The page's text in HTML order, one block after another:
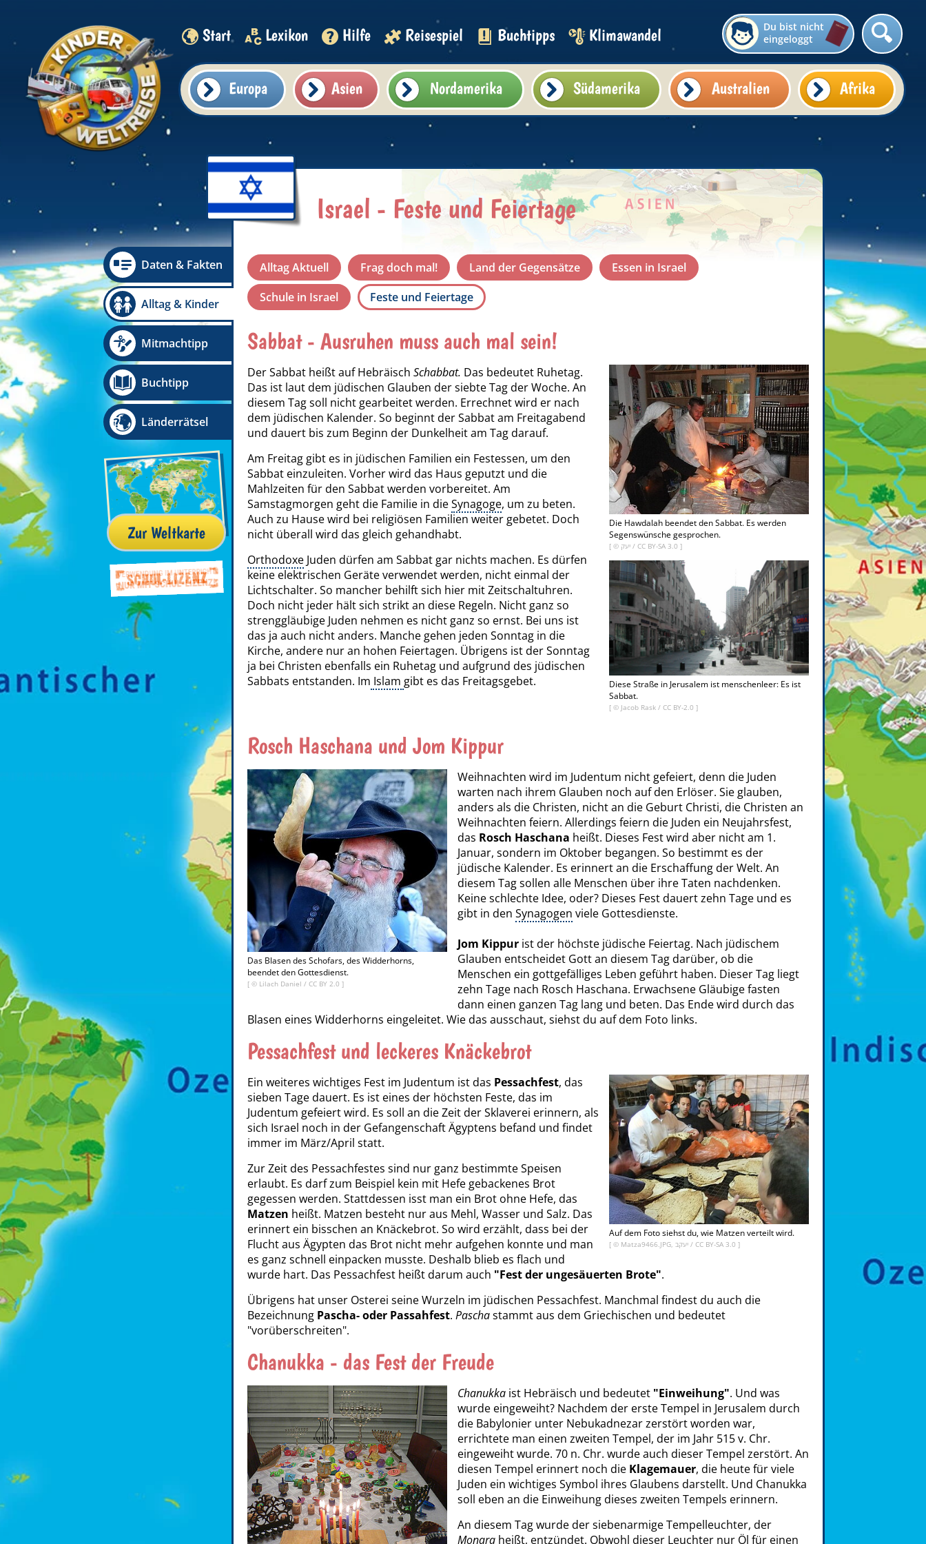
Start Lexikon Hilfe Reisespiel Buchtipps Klimawandel
Du bist nicht
eingeloggt
Europa Asien Nordamerika Südamerika Australien Afrika
Daten & Fakten
Alltag & Kinder
Mitmachtipp
Buchtipp
Länderrätsel
Zur Weltkarte
Israel - Feste und Feiertage
Alltag Aktuell Frag doch mal! Land der Gegensätze
Essen in Israel
Schule in Israel
Feste und Feiertage
Sabbat - Ausruhen muss auch mal sein!
Die Hawdalah beendet den Sabbat. Es werden
Segenswünsche gesprochen.
[ © יעק / CC BY-SA 3.0 ]
Diese Straße in Jerusalem ist menschenleer: Es ist
Sabbat.
[ © Jacob Rask / CC BY-2.0 ]
Der Sabbat heißt auf Hebräisch Schabbat. Das bedeutet Ruhetag.
Das ist laut dem jüdischen Glauben der siebte Tag der Woche. An
diesem Tag soll nicht gearbeitet werden. Errechnet wird er nach
dem jüdischen Kalender. So beginnt der Sabbat am Freitagabend
und dauert bis zum Beginn der Dunkelheit am Tag darauf.
Am Freitag gibt es in jüdischen Familien ein Festessen, um den
Sabbat einzuleiten. Vorher wird das Haus geputzt und die
Mahlzeiten für den Sabbat werden vorbereitet. Am
Samstagmorgen geht die Familie in dieSynagoge, um zu beten.
Auch zu Hause wird bei religiösen Familien weiter gebetet. Doch
nicht überall wird das gleich gehandhabt.
Orthodoxe Juden dürfen am Sabbat gar nichts machen. Es dürfen
keine elektrischen Geräte verwendet werden, nicht einmal der
Lichtschalter. So mancher behilft sich hier mit Zeitschaltuhren.
Doch nicht jeder hält sich strikt an diese Regeln. Nicht ganz so
strenggläubige Juden nehmen es nicht ganz so ernst. Bei uns ist
das ja auch nicht anders. Manche gehen jeden Sonntag in die
Kirche, andere nur an hohen Feiertagen. Übrigens ist der Sonntag
ja bei Christen ebenfalls ein Ruhetag und aufgrund des jüdischen
Sabbats entstanden. Im Islam gibt es das Freitagsgebet.
Rosch Haschana und Jom Kippur
Das Blasen des Schofars, des Widderhorns,
beendet den Gottesdienst.
[ © Lilach Daniel / CC BY 2.0 ]
Weihnachten wird im Judentum nicht gefeiert, denn die Juden
warten nach ihrem Glauben noch auf den Erlöser. Sie glauben,
anders als die Christen, nicht an die Geburt Christi, die Christen an
Weihnachten feiern. Allerdings feiern die Juden ein Neujahrsfest,
das Rosch Haschana heißt. Dieses Fest wird aber nicht am 1.
Januar, sondern im Oktober begangen. So bestimmt es der
jüdische Kalender. Es erinnert an die Erschaffung der Welt. An
diesem Tag sollen alle Menschen über ihre Taten nachdenken.
Keine schlechte Idee, oder? Dieses Fest dauert zehn Tage und es
gibt in den Synagogen viele Gottesdienste.
Jom Kippur ist der höchste jüdische Feiertag. Nach jüdischem
Glauben entscheidet Gott an diesem Tag darüber, ob die
Menschen ein gottgefälliges Leben geführt haben. Dieser Tag liegt
zehn Tage nach Rosch Haschana. Erwachsene Gläubige fasten
dann einen ganzen Tag lang und beten. Das Ende wird durch das
Blasen eines Widderhorns eingeleitet. Wie das ausschaut, siehst du auf dem Foto links.
Pessachfest und leckeres Knäckebrot
Auf dem Foto siehst du, wie Matzen verteilt wird.
[ © Matza9466.JPG, יעקב / CC BY-SA 3.0 ]
Ein weiteres wichtiges Fest im Judentum ist das Pessachfest, das
sieben Tage dauert. Es ist eines der höchsten Feste, das im
Judentum gefeiert wird. Es soll an die Zeit der Sklaverei erinnern, als
sich Israel noch in der Gefangenschaft Ägyptens befand und findet
immer im März/April statt.
Zur Zeit des Pessachfestes sind nur ganz bestimmte Speisen
erlaubt. Es darf zum Beispiel kein mit Hefe gebackenes Brot
gegessen werden. Stattdessen isst man ein Brot ohne Hefe, das
Matzen heißt. Matzen besteht nur aus Mehl, Wasser und Salz. Das
erinnert ein bisschen an Knäckebrot. So wird erzählt, dass bei der
Flucht aus Ägypten das Brot nicht mehr aufgehen konnte und man
es ganz schnell einpacken musste. Deshalb blieb es flach und
wurde hart. Das Pessachfest heißt darum auch "Fest der ungesäuerten Brote".
Übrigens hat unser Osterei seine Wurzeln im jüdischen Pessachfest. Manchmal findest du auch die
Bezeichnung Pascha- oder Passahfest. Paschastammt aus dem Griechischen und bedeutet
"vorüberschreiten".
Chanukka - das Fest der Freude
Chanukka ist Hebräisch und bedeutet "Einweihung". Und was
wurde eingeweiht? Nachdem der erste Tempel in Jerusalem durch
die Babylonier unter Nebukadnezar zerstört worden war,
errichtete man einen zweiten Tempel, der im Jahr 515 v. Chr.
eingeweiht wurde. 70 n. Chr. wurde auch dieser Tempel zerstört. An
diesen Tempel erinnert noch die Klagemauer, die heute für viele
Juden ein wichtiges Symbol ihres Glaubens darstellt. Und Chanukka
soll eben an die Einweihung dieses zweiten Tempels erinnern.
An diesem Tag wurde der siebenarmige Tempelleuchter, der
Monara heißt, entzündet. Obwohl dieser Leuchter nur Öl für einen